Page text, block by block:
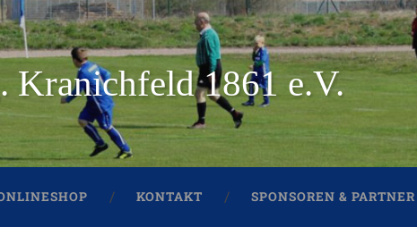
Kranichfeld 1861 e.V.
KONTAKT SPONSOREN & PARTNER